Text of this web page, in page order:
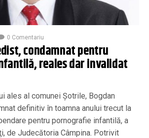
0 Comentariu
condamnat pentru
reales dar invalidat
ales al comunei Şotrile, Bogdan
definitiv în toamna anului trecut la
pentru pornografie infantilă, a
de Judecătoria Câmpina. Potrivit